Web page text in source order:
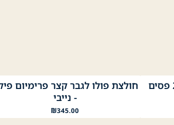
חולצת פולו לגבר קצר עם 2 פסים
נייבי לבן שחור
חולצת פולו לגבר קצר פרימיום
- נייבי
₪345.00